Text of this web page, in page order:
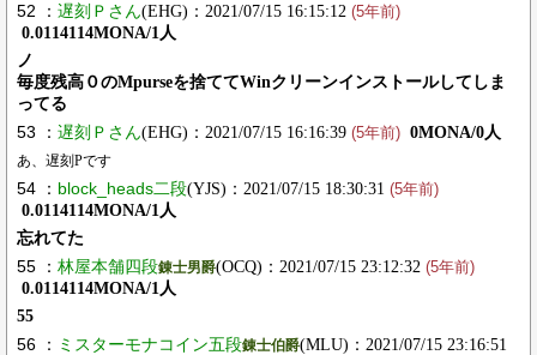
52 ： 遅刻Ｐさん(EHG)：2021/07/15 16:15:12 (5年前)
0.0114114MONA/1人
ノ
毎度残高０のMpurseを捨ててWinクリーンインストールしてしま
ってる
53 ： 遅刻Ｐさん(EHG)：2021/07/15 16:16:39 (5年前) 0MONA/0人
あ、遅刻Pです
54 ： block_heads二段(YJS)：2021/07/15 18:30:31 (5年前)
0.0114114MONA/1人
忘れてた
55 ： 林屋本舗四段錬士男爵(OCQ)：2021/07/15 23:12:32 (5年前)
0.0114114MONA/1人
55
56 ： ミスターモナコイン五段錬士伯爵(MLU)：2021/07/15 23:16:51